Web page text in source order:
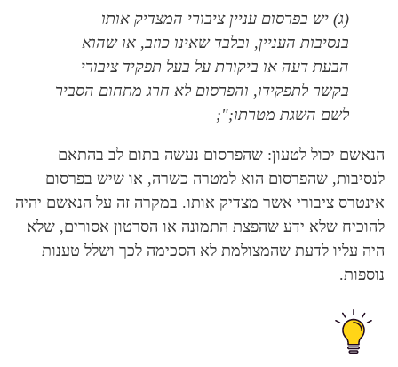
(ג) יש בפרסום עניין ציבורי המצדיק אותו
בנסיבות העניין, ובלבד שאינו כוזב, או שהוא
הבעת דעה או ביקורת על בעל תפקיד ציבורי
בקשר לתפקידו, והפרסום לא חרג מתחום הסביר
לשם השגת מטרתו;";
הנאשם יכול לטעון: שהפרסום נעשה בתום לב בהתאם
לנסיבות, שהפרסום הוא למטרה כשרה, או שיש בפרסום
אינטרס ציבורי אשר מצדיק אותו. במקרה זה על הנאשם יהיה
להוכיח שלא ידע שהפצת התמונה או הסרטון אסורים, שלא
היה עליו לדעת שהמצולמת לא הסכימה לכך ושלל טענות
נוספות.